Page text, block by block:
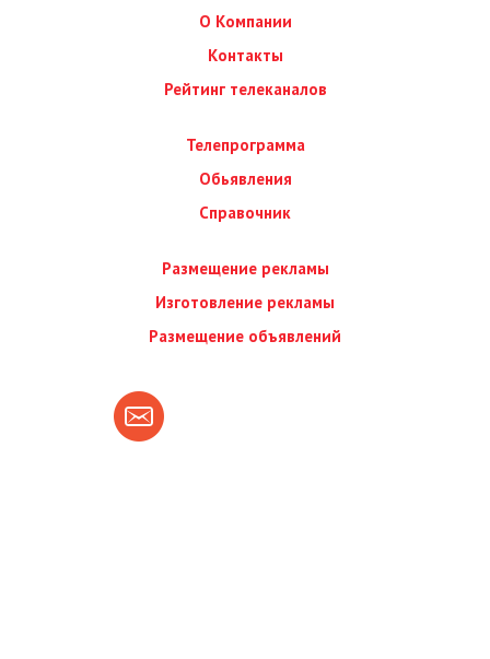
О Компании
Контакты
Рейтинг телеканалов
Телепрограмма
Обьявления
Справочник
Размещение рекламы
Изготовление рекламы
Размещение объявлений